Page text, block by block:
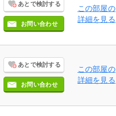
あとで検討する
お問い合わせ
この部屋の
詳細を見る
あとで検討する
お問い合わせ
この部屋の
詳細を見る